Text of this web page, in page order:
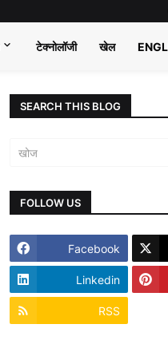
टेक्नोलॉजी खेल
SEARCH THIS BLOG
FOLLOW US
Facebook
Linkedin
RSS